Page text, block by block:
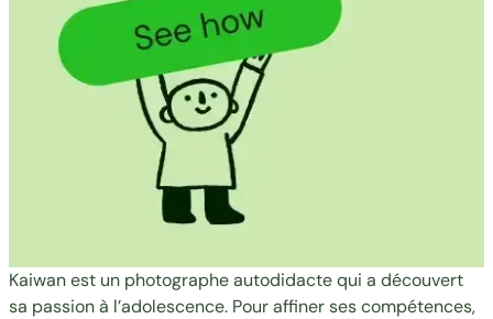
Kaiwan est un photographe autodidacte qui a découvert
sa passion à l’adolescence. Pour affiner ses compétences,